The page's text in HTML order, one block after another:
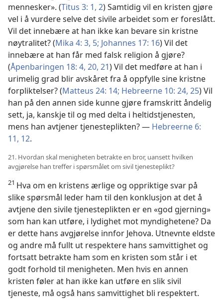
mennesker». (Titus 3: 1, 2) Samtidig vil en kristen gjøre
vel i å vurdere selve det sivile arbeidet som er foreslått.
Vil det innebære at han ikke kan bevare sin kristne
nøytralitet? (Mika 4: 3, 5; Johannes 17: 16) Vil det
innebære at han får med falsk religion å gjøre?
(Åpenbaringen 18: 4, 20, 21) Vil det medføre at han i
urimelig grad blir avskåret fra å oppfylle sine kristne
forpliktelser? (Matteus 24: 14; Hebreerne 10: 24, 25) Vil
han på den annen side kunne gjøre framskritt åndelig
sett, ja, kanskje til og med delta i heltidstjenesten,
mens han avtjener tjenesteplikten? — Hebreerne 6:
11, 12.
21. Hvordan skal menigheten betrakte en bror, uansett hvilken
avgjørelse han treffer i spørsmålet om sivil tjenesteplikt?
21 Hva om en kristens ærlige og oppriktige svar på
slike spørsmål leder ham til den konklusjon at det å
avtjene den sivile tjenesteplikten er en «god gjerning»
som han kan utføre, i lydighet mot myndighetene? Da
er dette hans avgjørelse innfor Jehova. Utnevnte eldste
og andre må fullt ut respektere hans samvittighet og
fortsatt betrakte ham som en kristen som står i et
godt forhold til menigheten. Men hvis en annen
kristen føler at han ikke kan utføre en slik sivil
tjeneste, må også hans samvittighet bli respektert.